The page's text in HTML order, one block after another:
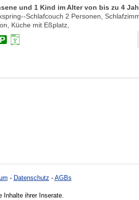
und 1 Kind im Alter von bis zu 4
Schlafcouch 2 Personen,
Küche mit Eßplatz,
- Datenschutz - AGBs
Inhalte ihrer Inserate.